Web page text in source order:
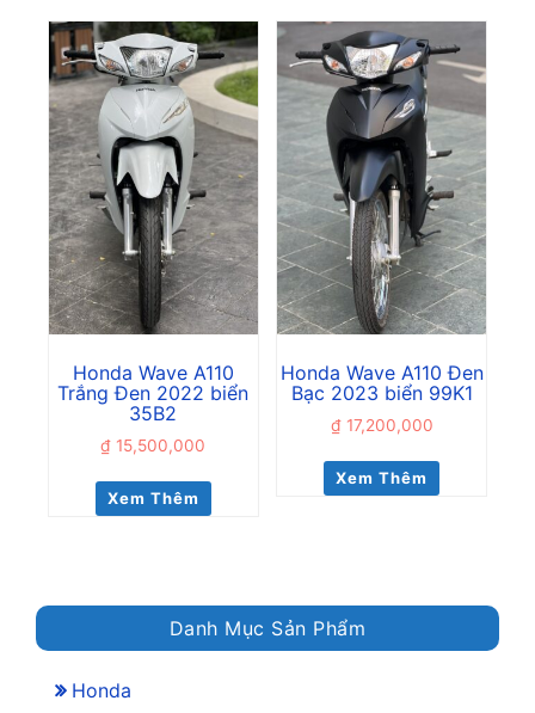
Honda Wave A110
Trắng Đen 2022 biển
35B2
₫ 15,500,000
Xem Thêm
Honda Wave A110 Đen
Bạc 2023 biển 99K1
₫17,200,000
Xem Thêm
Danh Mục Sản Phẩm
Honda